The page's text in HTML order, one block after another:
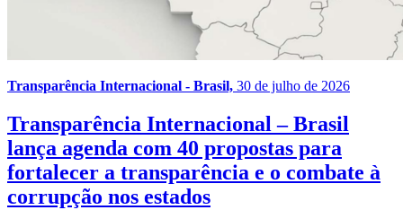
Transparência Internacional - Brasil, 30 de julho de 2026
Transparência Internacional – Brasil
lança agenda com 40 propostas para
fortalecer a transparência e o combate à
corrupção nos estados